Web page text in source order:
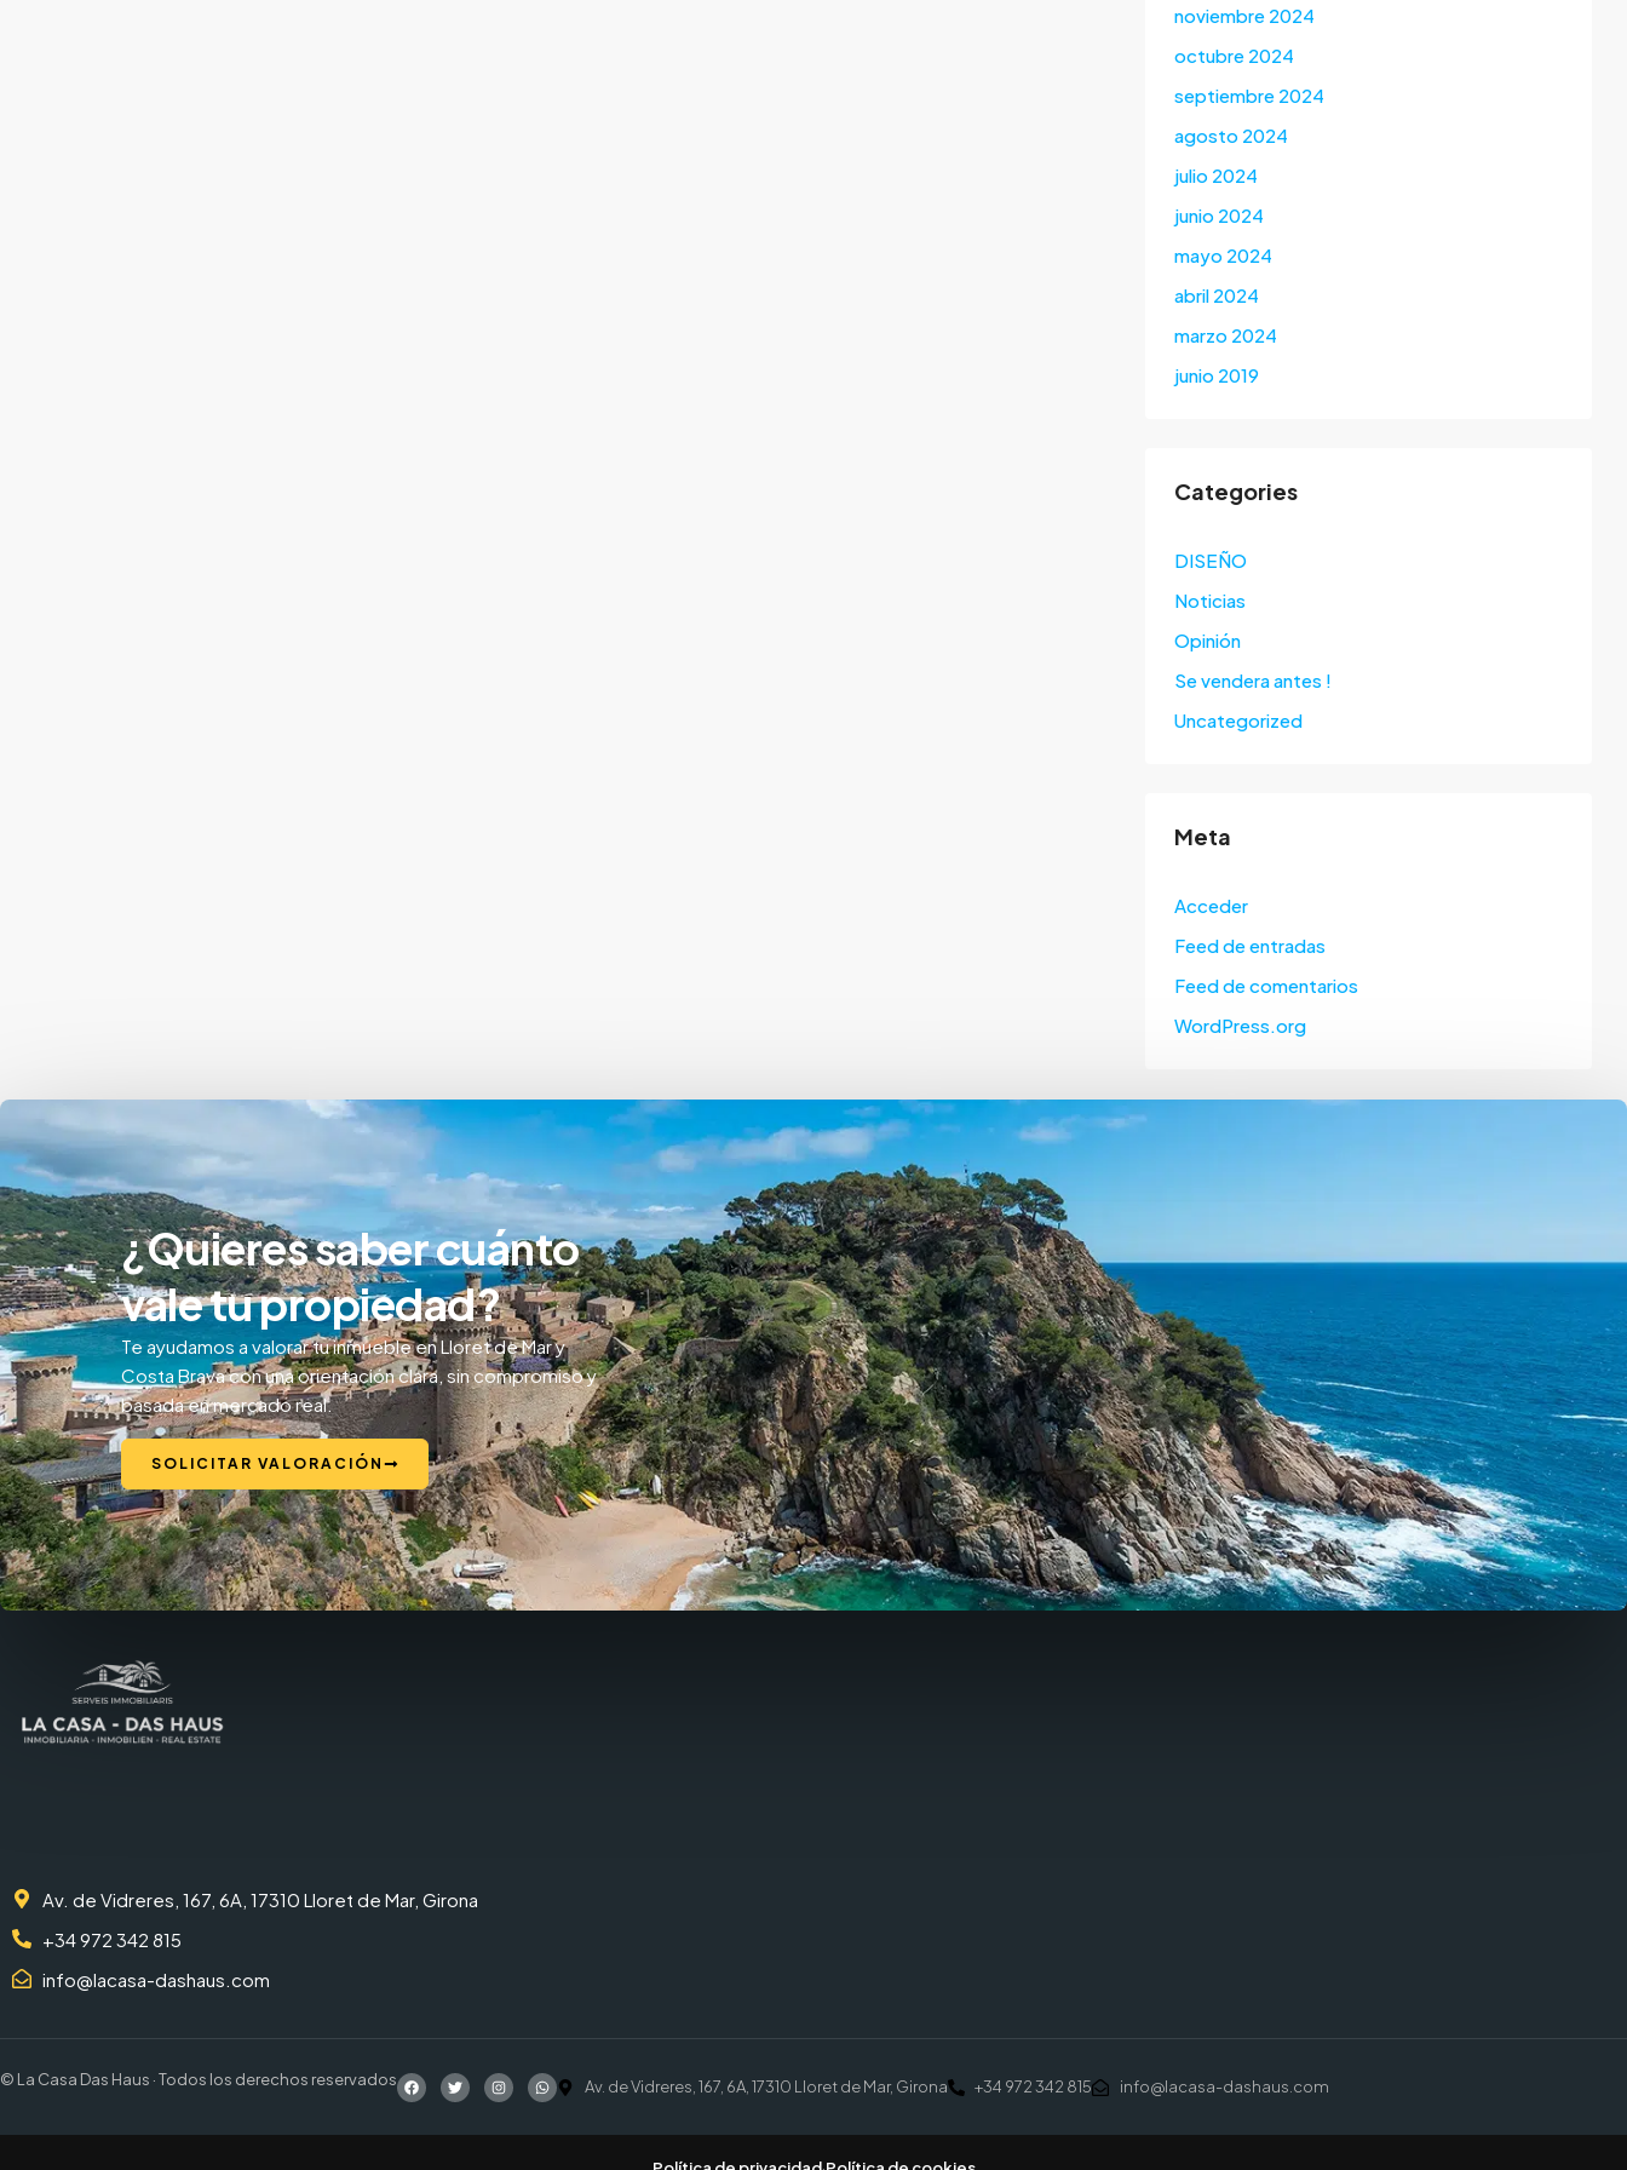
noviembre 2024
octubre 2024
septiembre 2024
agosto 2024
julio 2024
junio 2024
mayo 2024
abril 2024
marzo 2024
junio 2019
Categories
DISEÑO
Noticias
Opinión
Se vendera antes !
Uncategorized
Meta
Acceder
Feed de entradas
Feed de comentarios
WordPress.org
¿Quieres saber cuánto
vale tu propiedad?
Te ayudamos a valorar tu inmueble en Lloret de Mar y
Costa Brava con una orientación clara, sin compromiso y
basada en mercado real.
SOLICITAR VALORACIÓN
Av. de Vidreres, 167, 6A, 17310 Lloret de Mar, Girona
+34 972 342 815
info@lacasa-dashaus.com
© La Casa Das Haus · Todos los derechos reservados Av. de Vidreres, 167, 6A, 17310 Lloret de Mar, Girona +34 972 342 815 info@lacasa-dashaus.com